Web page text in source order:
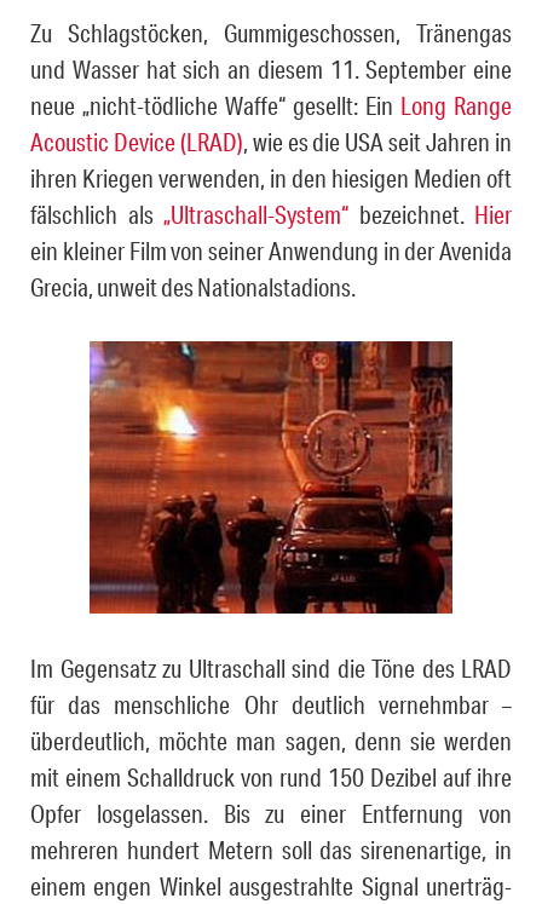
Zu Schlagstöcken, Gummigeschossen, Tränengas
und Wasser hat sich an diesem 11. September eine
neue „nicht-tödliche Waffe“ gesellt: Ein Long Range
Acoustic Device (LRAD), wie es die USA seit Jahren in
ihren Kriegen verwenden, in den hiesigen Medien oft
fälschlich als „Ultraschall-System“ bezeichnet. Hier
ein kleiner Film von seiner Anwendung in der Avenida
Grecia, unweit des Nationalstadions.
Im Gegensatz zu Ultraschall sind die Töne des LRAD
für das menschliche Ohr deutlich vernehmbar –
überdeutlich, möchte man sagen, denn sie werden
mit einem Schalldruck von rund 150 Dezibel auf ihre
Opfer losgelassen. Bis zu einer Entfernung von
mehreren hundert Metern soll das sirenenartige, in
einem engen Winkel ausgestrahlte Signal un­er­träg­